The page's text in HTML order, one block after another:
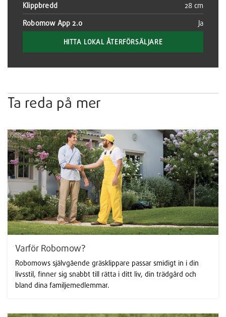
Klippbredd 28 cm
Robomow App 2.0 Ja
HITTA LOKAL ÅTERFÖRSÄLJARE
Ta reda på mer
Varför Robomow?
Robomows självgående gräsklippare passar smidigt in i din
livsstil, finner sig snabbt till rätta i ditt liv, din trädgård och
bland dina familjemedlemmar.